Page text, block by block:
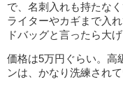
で、名刺入れも持たなく
ライターやカギまで入
ドバッグと言ったら大
価格は5万円ぐらい。高
ンは、かなり洗練され